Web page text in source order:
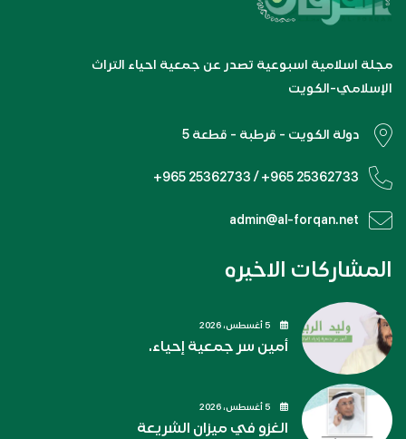
مجلة اسلامية اسبوعية تصدر عن جمعية احياء التراث
الإسلامي-الكويت
دولة الكويت - قرطبة - قطعة 5
+965 25362733 / +965 25362733
admin@al-forqan.net
المشاركات الاخيره
أمين سر جمعية إحياء.
الغزو في ميزان الشريعة